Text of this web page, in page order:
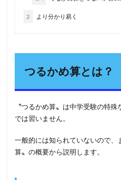
2 より分かり易く
つるかめ算とは？
〝つるかめ算〟は中学受験の特
では習いません。
一般的には知られていないので、
算〟の概要から説明します。